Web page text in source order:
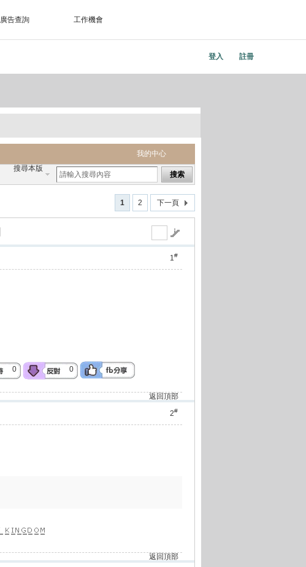
廣告查詢 工作機會
登入 註冊
我的中心
搜尋本版
搜索
1 2 下一頁
1#
0 0
返回頂部
2#
返回頂部